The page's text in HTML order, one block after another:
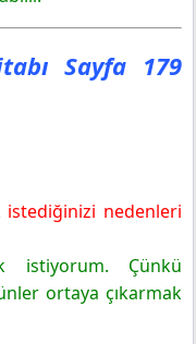
Sayfa 179
istediğinizi nedenleri
istiyorum. Çünkü
ortaya çıkarmak